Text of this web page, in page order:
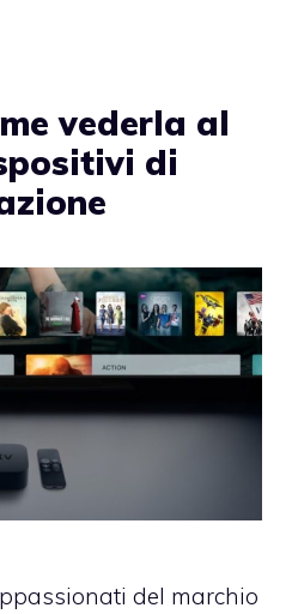
vederla al
di
del marchio